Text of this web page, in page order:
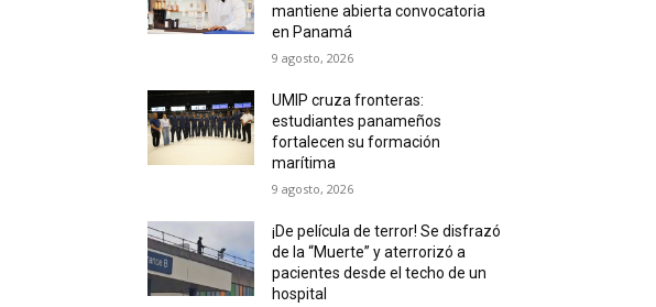
mantiene abierta convocatoria
en Panamá
9 agosto, 2026
UMIP cruza fronteras:
estudiantes panameños
fortalecen su formación
marítima
9 agosto, 2026
¡De película de terror! Se disfrazó
de la “Muerte” y aterrorizó a
pacientes desde el techo de un
hospital